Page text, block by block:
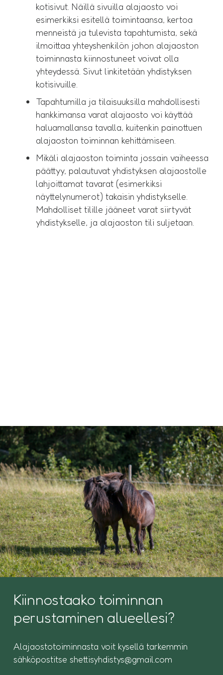
kotisivut. Näillä sivuilla alajaosto voi
esimerkiksi esitellä toimintaansa, kertoa
menneistä ja tulevista tapahtumista, sekä
ilmoittaa yhteyshenkilön johon alajaoston
toiminnasta kiinnostuneet voivat olla
yhteydessä. Sivut linkitetään yhdistyksen
kotisivuille.
Tapahtumilla ja tilaisuuksilla mahdollisesti
hankkimansa varat alajaosto voi käyttää
haluamallansa tavalla, kuitenkin painottuen
alajaoston toiminnan kehittämiseen.
Mikäli alajaoston toiminta jossain vaiheessa
päättyy, palautuvat yhdistyksen alajaostolle
lahjoittamat tavarat (esimerkiksi
näyttelynumerot) takaisin yhdistykselle.
Mahdolliset tilille jääneet varat siirtyvät
yhdistykselle, ja alajaoston tili suljetaan.
Kiinnostaako toiminnan
perustaminen alueellesi?
Alajaostotoiminnasta voit kysellä tarkemmin
sähköpostitse shettisyhdistys@gmail.com